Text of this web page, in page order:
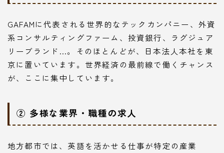
GAFAMに代表される世界的なテックカンパニー、外資
系コンサルティングファーム、投資銀行、ラグジュア
リーブランド…。そのほとんどが、日本法人本社を東
京に置いています。世界経済の最前線で働くチャンス
が、ここに集中しています。
② 多様な業界・職種の求人
地方都市では、英語を活かせる仕事が特定の産業